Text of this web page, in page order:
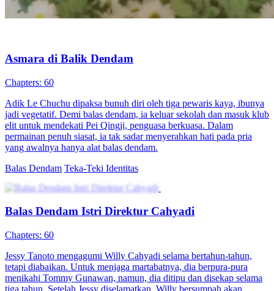
Asmara di Balik Dendam
Chapters: 60
Adik Le Chuchu dipaksa bunuh diri oleh tiga pewaris kaya, ibunya
jadi vegetatif. Demi balas dendam, ia keluar sekolah dan masuk klub
elit untuk mendekati Pei Qingji, penguasa berkuasa. Dalam
permainan penuh siasat, ia tak sadar menyerahkan hati pada pria
yang awalnya hanya alat balas dendam.
Balas Dendam Teka-Teki Identitas
Balas Dendam Istri Direktur Cahyadi
Chapters: 60
Jessy Tanoto mengagumi Willy Cahyadi selama bertahun-tahun,
tetapi diabaikan. Untuk menjaga martabatnya, dia berpura-pura
menikahi Tommy Gunawan, namun, dia ditipu dan disekap selama
tiga tahun. Setelah Jessy diselamatkan, Willy bersumpah akan